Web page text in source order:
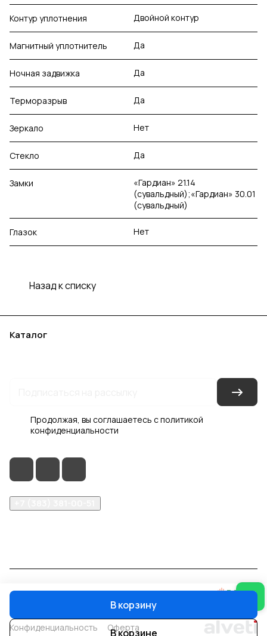
В корзину
В корзине
Контур уплотнения Двойной контур
Магнитный уплотнитель Да
Ночная задвижка Да
Терморазрыв Да
Зеркало Нет
Стекло Да
Замки
«Гардиан» 21.14
(сувальдный);«Гардиан» 30.01
(сувальдный)
Глазок Нет
Назад к списку
Каталог
Продолжая, вы соглашаетесь сполитикой
конфиденциальности
© 2026 Интер-Двери
Конфиденциальность Оферта